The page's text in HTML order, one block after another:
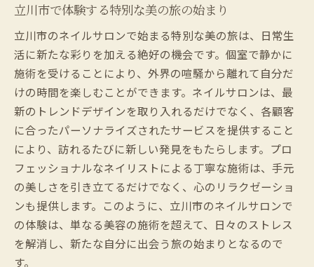
立川市で受けるプロフェッショナルなケア
ネイルサロン個室での至福時間の魅力
プロのネイリストが導く美の世界
立川市のネイルサロンで味わう贅沢な時間
季節ごとのトレンドを楽しむ立川市のネイルサ
ロン
立川市で楽しむ季節のネイルトレンド
ネイルサロン個室で試す最新トレンド
季節に合わせたネイルデザインの提案
立川市のサロンで楽しむ四季折々の美
ネイルサロンでの流行をいち早くキャッチ
立川市で体験する特別な美の旅の始まり
立川市のネイルサロンで始まる特別な美の旅は、日常生
活に新たな彩りを加える絶好の機会です。個室で静かに
施術を受けることにより、外界の喧騒から離れて自分だ
けの時間を楽しむことができます。ネイルサロンは、最
新のトレンドデザインを取り入れるだけでなく、各顧客
に合ったパーソナライズされたサービスを提供すること
により、訪れるたびに新しい発見をもたらします。プロ
フェッショナルなネイリストによる丁寧な施術は、手元
の美しさを引き立てるだけでなく、心のリラクゼーショ
ンも提供します。このように、立川市のネイルサロンで
の体験は、単なる美容の施術を超えて、日々のストレス
を解消し、新たな自分に出会う旅の始まりとなるので
す。